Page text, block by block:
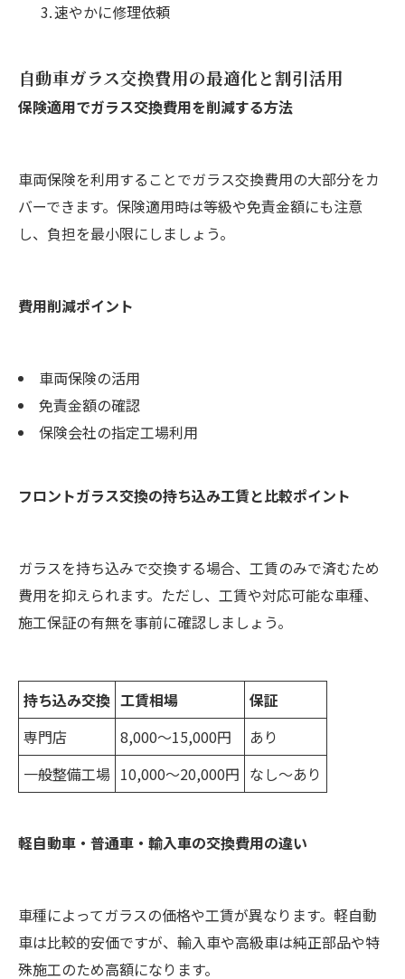
速やかに修理依頼
自動車ガラス交換費用の最適化と割引活用
保険適用でガラス交換費用を削減する方法
車両保険を利用することでガラス交換費用の大部分をカ
バーできます。保険適用時は等級や免責金額にも注意
し、負担を最小限にしましょう。
費用削減ポイント
車両保険の活用
免責金額の確認
保険会社の指定工場利用
フロントガラス交換の持ち込み工賃と比較ポイント
ガラスを持ち込みで交換する場合、工賃のみで済むため
費用を抑えられます。ただし、工賃や対応可能な車種、
施工保証の有無を事前に確認しましょう。
持ち込み交換 工賃相場
保証
専門店
8,000〜15,000円
あり
一般整備工場 10,000〜20,000円 なし〜あり
軽自動車・普通車・輸入車の交換費用の違い
車種によってガラスの価格や工賃が異なります。軽自動
車は比較的安価ですが、輸入車や高級車は純正部品や特
殊施工のため高額になります。